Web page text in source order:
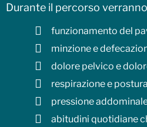
Durante il percorso
funzionamento del
minzione e
dolore pelvico e
respirazione e postura
pressione
abitudini quotidiane